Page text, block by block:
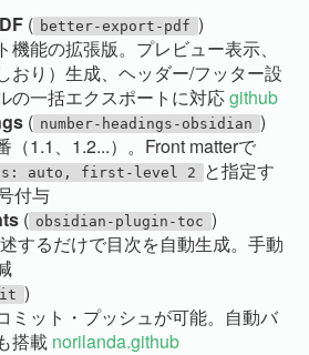
( better-export-pdf )
機能の拡張版。プレビュー表示、
おり）生成、ヘッダー/フッター設
の一括エクスポートに対応github
( number-headings-obsidian )
（1.1、1.2...）。Front matterで
auto, first-level 2 と指定す
付与
( obsidian-plugin-toc )
するだけで目次を自動生成。手動
)
ミット・プッシュが可能。自動バ
搭載 norilanda.github